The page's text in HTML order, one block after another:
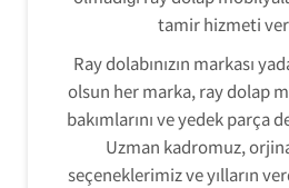
tamir hizmeti
Ray dolabınızın markası
olsun her marka, ray dolap
bakımlarını ve yedek parça
Uzman kadromuz,
seçeneklerimiz ve yılların